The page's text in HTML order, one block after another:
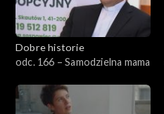
Dobre historie
odc. 166 – Samodzielna mama